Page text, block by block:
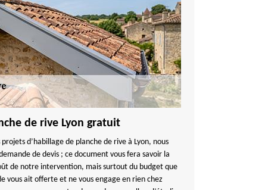
de rive Lyon gratuit
d’habillage de planche de rive à Lyon, nous
de devis ; ce document vous fera savoir la
de notre intervention, mais surtout du budget que
vous ait offerte et ne vous engage en rien chez